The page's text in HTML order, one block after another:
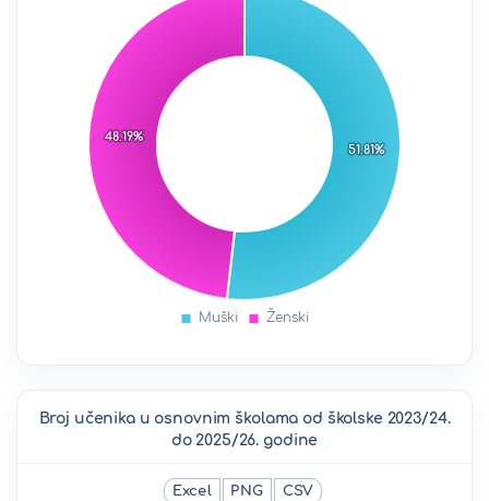
Broj učenika u osnovnim školama od školske 2023/24.
do 2025/26. godine
Excel PNG CSV